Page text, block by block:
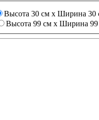
Высота 30 см х Ширина 30
Высота 99 см х Ширина